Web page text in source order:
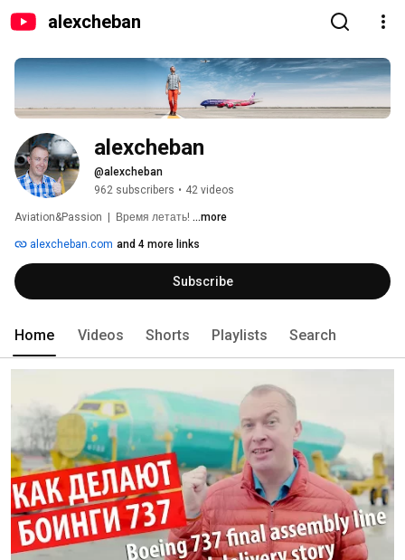
alexcheban
alexcheban
@alexcheban
962 subscribers • 42 videos
Aviation&Passion  |  Время летать! ...more
alexcheban.com and 4 more links
Subscribe
Home Videos Shorts Playlists Search